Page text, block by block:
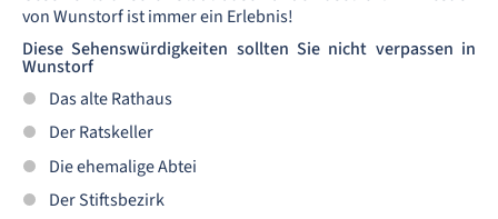
von Wunstorf ist immer ein Erlebnis!
Diese Sehenswürdigkeiten sollten Sie nicht verpassen in
Wunstorf
Das alte Rathaus
Der Ratskeller
Die ehemalige Abtei
Der Stiftsbezirk